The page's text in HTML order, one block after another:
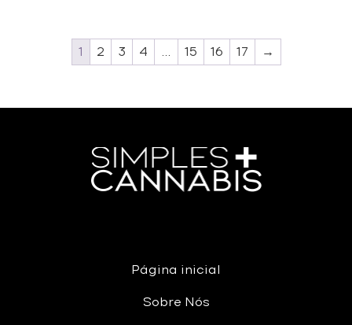
1 2 3 4 15 16 17 →
Página inicial
Sobre Nós